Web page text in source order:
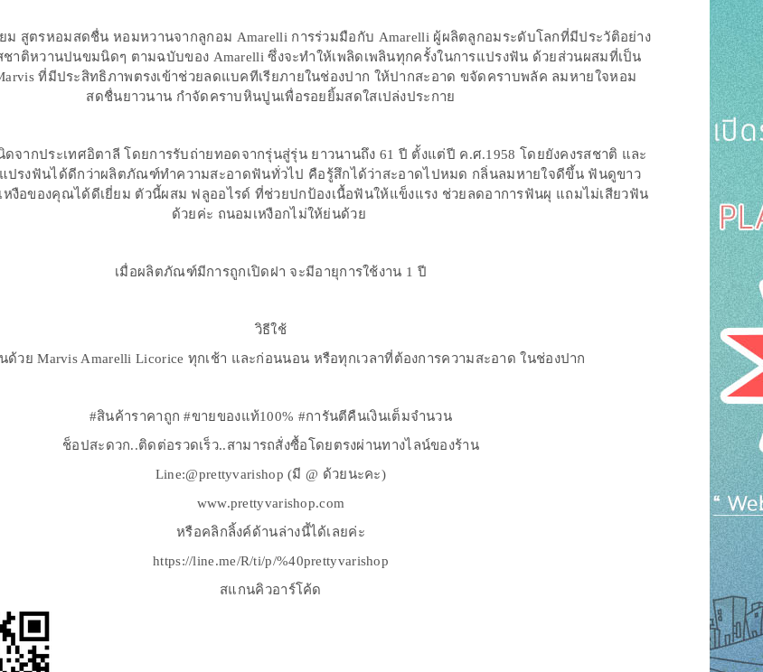
ม สูตรหอมสดชื่น หอมหวานจากลูกอม Amarelli การร่วมมือกับ Amarelli ผู้ผลิตลูกอมระดับโลกที่มีประวัติอย่าง
าติหวานปนขมนิดๆ ตามฉบับของ Amarelli ซึ่งจะทำให้เพลิดเพลินทุกครั้งในการแปรงฟัน ด้วยส่วนผสมที่เป็น
ที่มีประสิทธิภาพตรงเข้าช่วยลดแบคทีเรียภายในช่องปาก ให้ปากสะอาด ขจัดคราบพลัค ลมหายใจหอม
สดชื่นยาวนาน กำจัดคราบหินปูนเพื่อรอยยิ้มสดใสเปล่งประกาย
จากประเทศอิตาลี โดยการรับถ่ายทอดจากรุ่นสู่รุ่น ยาวนานถึง 61 ปี ตั้งแต่ปี ค.ศ.1958 โดยยังคงรสชาติ และ
ปรงฟันได้ดีกว่าผลิตภัณฑ์ทำความสะอาดฟันทั่วไป คือรู้สึกได้ว่าสะอาดไปหมด กลิ่นลมหายใจดีขึ้น ฟันดูขาว
งือของคุณได้ดีเยี่ยม ตัวนี้ผสม ฟลูออไรด์ ที่ช่วยปกป้องเนื้อฟันให้แข็งแรง ช่วยลดอาการฟันผุ แถมไม่เสียวฟัน
ด้วยค่ะ ถนอมเหงือกไม่ให้ย่นด้วย
เมื่อผลิตภัณฑ์มีการถูกเปิดฝา จะมีอายุการใช้งาน 1 ปี
วิธีใช้
ด้วย Marvis Amarelli Licorice ทุกเช้า และก่อนนอน หรือทุกเวลาที่ต้องการความสะอาด ในช่องปาก
#สินค้าราคาถูก #ขายของแท้100% #การันตีคืนเงินเต็มจำนวน
ช็อปสะดวก..ติดต่อรวดเร็ว..สามารถสั่งซื้อโดยตรงผ่านทางไลน์ของร้าน
Line:@prettyvarishop (มี @ ด้วยนะคะ)
www.prettyvarishop.com
หรือคลิกลิ้งค์ด้านล่างนี้ได้เลยค่ะ
https://line.me/R/ti/p/%40prettyvarishop
สแกนคิวอาร์โค้ด